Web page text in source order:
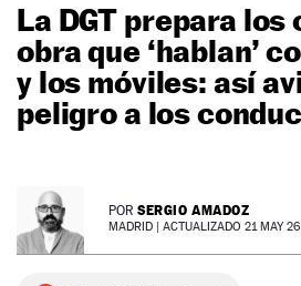
MOTOS
TECNOLOGÍA
SUPERCOCHES
MOTORTV
PREMIOS
NEWSLETTER
La DGT prepara los
obra que ‘hablan’
y los móviles: así
peligro a los
POR SERGIO AMADOZ
MADRID | ACTUALIZADO 21 MAY